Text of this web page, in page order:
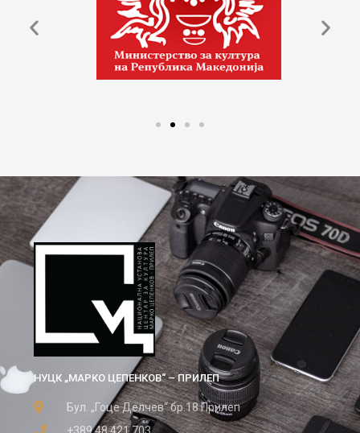
НУЦК „МАРКО ЦЕПЕНКОВ“ – ПРИЛЕП
Бул. „Гоце Делчев“ бр.18 Прилеп
+389 48 421 703